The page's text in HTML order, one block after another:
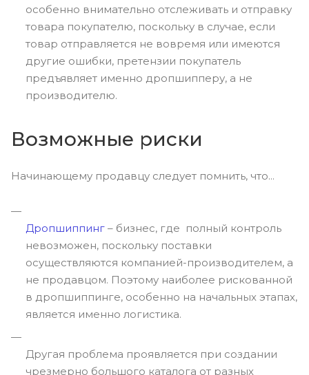
особенно внимательно отслеживать и отправку
товара покупателю, поскольку в случае, если
товар отправляется не вовремя или имеются
другие ошибки, претензии покупатель
предъявляет именно дропшипперу, а не
производителю.
Возможные риски
Начинающему продавцу следует помнить, что...
Дропшиппинг – бизнес, где полный контроль
невозможен, поскольку поставки
осуществляются компанией-производителем, а
не продавцом. Поэтому наиболее рискованной
в дропшиппинге, особенно на начальных этапах,
является именно логистика.
Другая проблема проявляется при создании
чрезмерно большого каталога от разных